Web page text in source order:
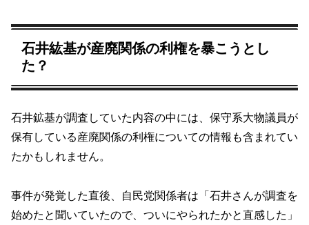
石井紘基が産廃関係の利権を暴こうとし
た？
石井鉱基が調査していた内容の中には、保守系大物議員が
保有している産廃関係の利権についての情報も含まれてい
たかもしれません。
事件が発覚した直後、自民党関係者は「石井さんが調査を
始めたと聞いていたので、ついにやられたかと直感した」